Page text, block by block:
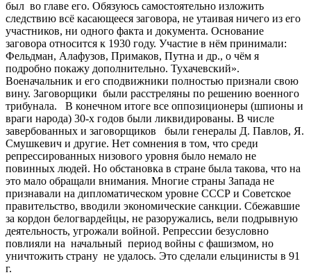
был во главе его. Обязуюсь самостоятельно изложить
следствию всё касающееся заговора, не утаивая ничего из его
участников, ни одного факта и документа. Основание
заговора относится к 1930 году. Участие в нём принимали:
Фельдман, Алафузов, Примаков, Путна и др., о чём я
подробно покажу дополнительно. Тухачевский».
Военачальник и его сподвижники полностью признали свою
вину. Заговорщики были расстреляны по решению военного
трибунала. В конечном итоге все оппозиционеры (шпионы и
враги народа) 30-х годов были ликвидированы. В числе
завербованных и заговорщиков были генералы Д. Павлов, Я.
Смушкевич и другие. Нет сомнения в том, что среди
репрессированных низового уровня было немало не
повинных людей. Но обстановка в стране была такова, что на
это мало обращали внимания. Многие страны Запада не
признавали на дипломатическом уровне СССР и Советское
правительство, вводили экономические санкции. Сбежавшие
за кордон белогвардейцы, не разоружались, вели подрывную
деятельность, угрожали войной. Репрессии безусловно
повлияли на начальный период войны с фашизмом, но
уничтожить страну не удалось. Это сделали ельцинисты в 91
г.